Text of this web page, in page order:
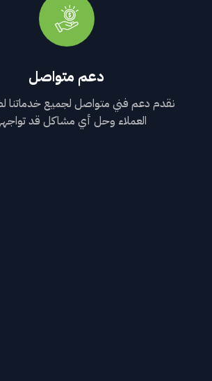
دعم متواصل
نقدم دعم فني متواصل لجميع خدماتنا
العملاء وحل أي مشاكل قد